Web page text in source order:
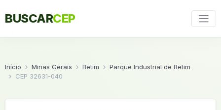
BUSCARCEP
Início Minas Gerais Betim
Parque Industrial de Betim
CEP 32631-040